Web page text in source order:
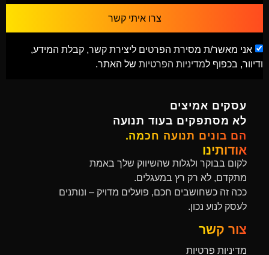
אני מאשר/ת מסירת הפרטים ליצירת קשר, קבלת המידע,
ודיוור, בכפוף למדיניות הפרטיות של האתר.
צרו איתי קשר
עסקים אמיצים
לא מסתפקים בעוד תנועה
הם בונים תנועה חכמה.
אודותינו
לקום בבוקר ולגלות שהשיווק שלך באמת
מתקדם, לא רק רץ במעגלים.
ככה זה כשחושבים חכם, פועלים מדויק – ונותנים
לעסק לנוע נכון.
צור קשר
מדיניות פרטיות